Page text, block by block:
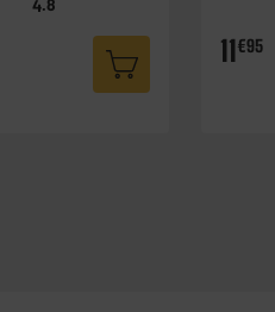
4.8
11€95